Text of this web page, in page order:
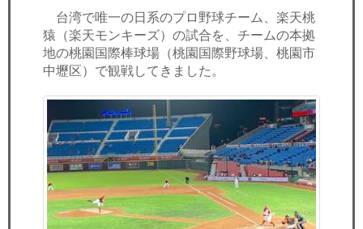
経済ニュース
労務顧問
飲食店情報
台湾で唯一の日系のプロ野球チーム、楽天桃
猿（楽天モンキーズ）の試合を、チームの本拠
地の桃園国際棒球場（桃園国際野球場、桃園市
中壢区）で観戦してきました。